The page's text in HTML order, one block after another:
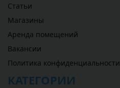
Статьи
Магазины
Аренда помещений
Вакансии
Политика конфиденциальности
КАТЕГОРИИ